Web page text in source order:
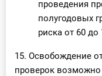
проведения
полугодовых
риска от 60
15. Освобождение
проверок